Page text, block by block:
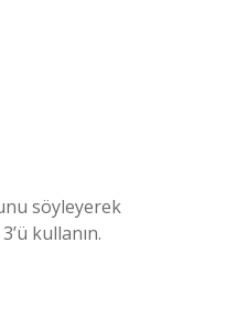
söyleyerek
kullanın.